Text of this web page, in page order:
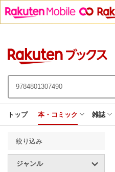
トップ 本・コミック 雑誌
絞り込み
ジャンル